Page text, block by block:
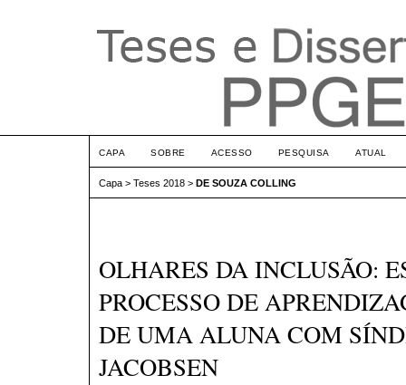
CAPA SOBRE ACESSO PESQUISA ATUAL
Capa > Teses 2018 > DE SOUZA COLLING
OLHARES DA INCLUSÃO:
PROCESSO DE
DE UMA ALUNA COM
JACOBSEN